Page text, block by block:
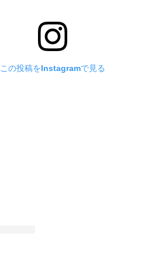
この投稿をInstagramで見る